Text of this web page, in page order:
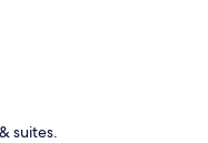
suites.